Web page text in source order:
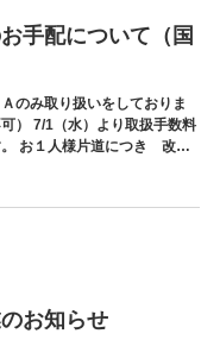
手配について（国
のみ取り扱いをしておりま
） 7/1（水）より取扱手数料
お１人様片道につき 改定
お知らせ